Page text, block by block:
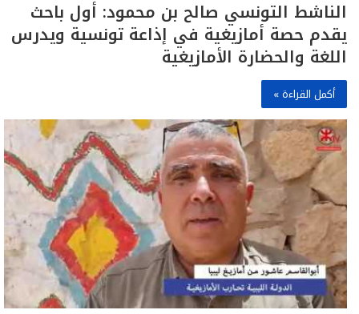
الناشط التونسي صالح بن محمود: أول باحث
يقدم حصة أمازيغية في إذاعة تونسية ويدرس
اللغة والحضارة الأمازيغية
أكمل القراءة »